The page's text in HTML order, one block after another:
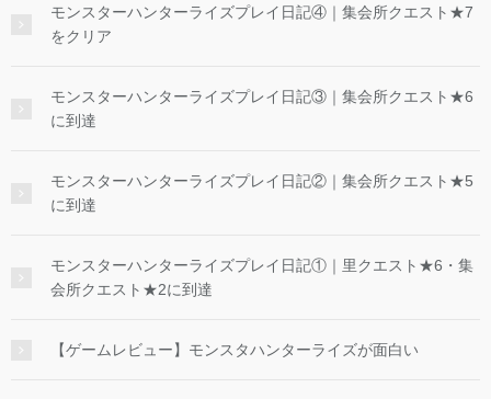
モンスターハンターライズプレイ日記④｜集会所クエスト★7
をクリア
モンスターハンターライズプレイ日記③｜集会所クエスト★6
に到達
モンスターハンターライズプレイ日記②｜集会所クエスト★5
に到達
モンスターハンターライズプレイ日記①｜里クエスト★6・集
会所クエスト★2に到達
【ゲームレビュー】モンスタハンターライズが面白い